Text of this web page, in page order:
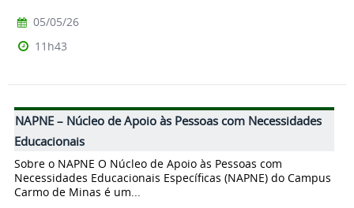
05/05/26
11h43
NAPNE – Núcleo de Apoio às Pessoas com Necessidades
Educacionais
Sobre o NAPNE O Núcleo de Apoio às Pessoas com
Necessidades Educacionais Específicas (NAPNE) do Campus
Carmo de Minas é um...